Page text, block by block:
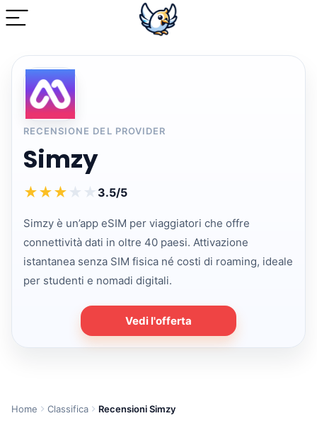
RECENSIONE DEL PROVIDER
Simzy
★★★ ★ ★ 3.5/5
Simzy è un’app eSIM per viaggiatori che offre
connettività dati in oltre 40 paesi. Attivazione
istantanea senza SIM fisica né costi di roaming, ideale
per studenti e nomadi digitali.
Vedi l'offerta
Home Classifica Recensioni Simzy